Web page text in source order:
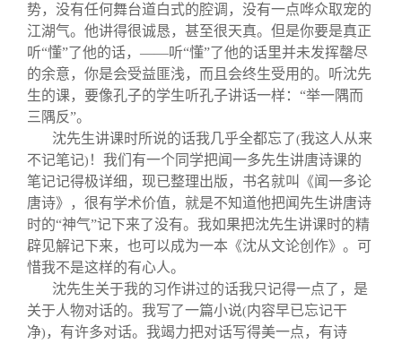
势，没有任何舞台道白式的腔调，没有一点哗众取宠的
江湖气。他讲得很诚恳，甚至很天真。但是你要是真正
听“懂”了他的话，——听“懂”了他的话里并未发挥罄尽
的余意，你是会受益匪浅，而且会终生受用的。听沈先
生的课，要像孔子的学生听孔子讲话一样：“举一隅而
三隅反”。
沈先生讲课时所说的话我几乎全都忘了(我这人从来
不记笔记) ！我们有一个同学把闻一多先生讲唐诗课的
笔记记得极详细，现已整理出版，书名就叫《闻一多论
唐诗》，很有学术价值，就是不知道他把闻先生讲唐诗
时的“神气”记下来了没有。我如果把沈先生讲课时的精
辟见解记下来，也可以成为一本《沈从文论创作》。可
惜我不是这样的有心人。
沈先生关于我的习作讲过的话我只记得一点了，是
关于人物对话的。我写了一篇小说(内容早已忘记干
净) ，有许多对话。我竭力把对话写得美一点，有诗